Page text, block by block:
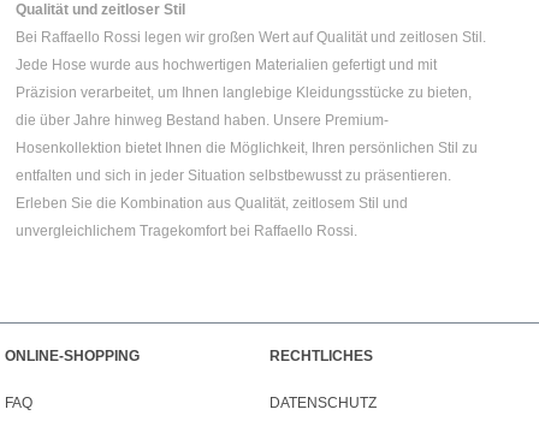
Qualität und zeitloser Stil
Bei Raffaello Rossi legen wir großen Wert auf Qualität und zeitlosen Stil.
Jede Hose wurde aus hochwertigen Materialien gefertigt und mit
Präzision verarbeitet, um Ihnen langlebige Kleidungsstücke zu bieten,
die über Jahre hinweg Bestand haben. Unsere Premium-
Hosenkollektion bietet Ihnen die Möglichkeit, Ihren persönlichen Stil zu
entfalten und sich in jeder Situation selbstbewusst zu präsentieren.
Erleben Sie die Kombination aus Qualität, zeitlosem Stil und
unvergleichlichem Tragekomfort bei Raffaello Rossi.
ONLINE-SHOPPING
FAQ
RECHTLICHES
DATENSCHUTZ